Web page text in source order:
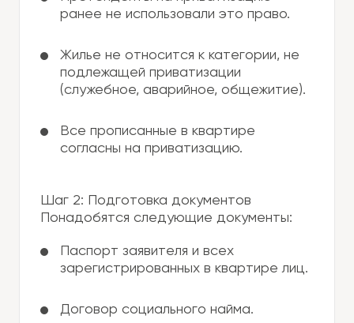
ранее не использовали это право.
Жилье не относится к категории, не
подлежащей приватизации
(служебное, аварийное, общежитие).
Все прописанные в квартире
согласны на приватизацию.
Шаг 2: Подготовка документов
Понадобятся следующие документы:
Паспорт заявителя и всех
зарегистрированных в квартире лиц.
Договор социального найма.